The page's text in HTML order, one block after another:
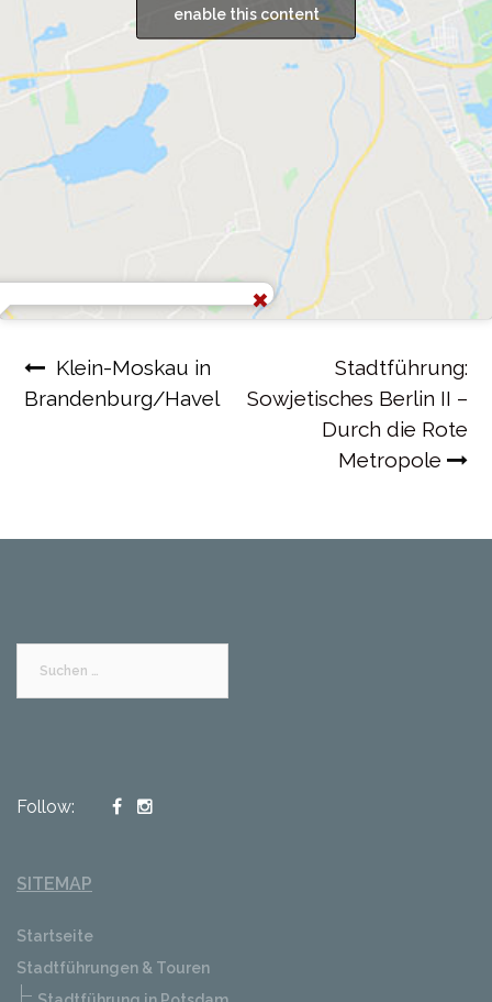
enable this content
Beitragsnavigation
Klein-Moskau in
Brandenburg/Havel
Stadtführung:
Sowjetisches Berlin II –
Durch die Rote
Metropole
Follow:
SITEMAP
Startseite
Stadtführungen & Touren